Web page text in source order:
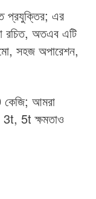
প্রযুক্তির; এর
রচিত, অতএব এটি
সহজ অপারেশন,
আমরা
5t ক্ষমতাও